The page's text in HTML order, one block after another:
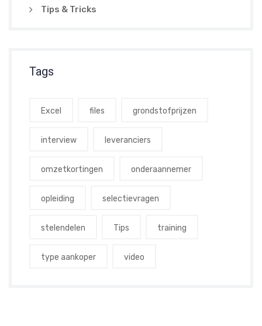
Tips & Tricks
Tags
Excel files grondstofprijzen
interview leveranciers
omzetkortingen onderaannemer
opleiding selectievragen
stelendelen Tips training
type aankoper video